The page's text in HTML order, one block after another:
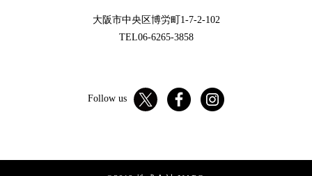
大阪市中央区博労町1-7-2-102
TEL06-6265-3858
Follow us